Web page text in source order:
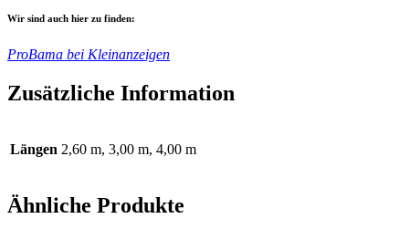
Wir sind auch hier zu finden:
ProBama bei Kleinanzeigen
Zusätzliche Information
Längen 2,60 m, 3,00 m, 4,00 m
Ähnliche Produkte